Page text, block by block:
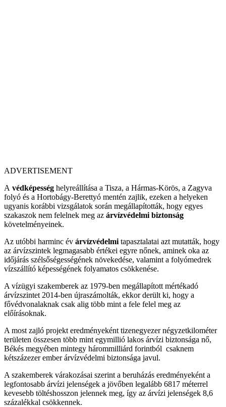
ADVERTISEMENT
A védképesség helyreállítása a Tisza, a Hármas-Körös, a Zagyva
folyó és a Hortobágy-Berettyó mentén zajlik, ezeken a helyeken
ugyanis korábbi vizsgálatok során megállapították, hogy egyes
szakaszok nem felelnek meg az árvízvédelmi biztonság
követelményeinek.
Az utóbbi harminc év árvízvédelmi tapasztalatai azt mutatták, hogy
az árvízszintek legmagasabb értékei egyre nőnek, aminek oka az
időjárás szélsőségességének növekedése, valamint a folyómedrek
vízszállító képességének folyamatos csökkenése.
A vízügyi szakemberek az 1979-ben megállapított mértékadó
árvízszintet 2014-ben újraszámolták, ekkor derült ki, hogy a
fővédvonalaknak csak alig több mint a fele felel meg az
előírásoknak.
A most zajló projekt eredményeként tizenegyezer négyzetkilométer
területen összesen több mint egymillió lakos árvízi biztonsága nő,
Békés megyében mintegy hárommilliárd forintból csaknem
kétszázezer ember árvízvédelmi biztonsága javul.
A szakemberek várakozásai szerint a beruházás eredményeként a
legfontosabb árvízi jelenségek a jövőben legalább 6817 méterrel
kevesebb töltéshosszon jelennek meg, így az árvízi jelenségek 8,6
százalékkal csökkennek.